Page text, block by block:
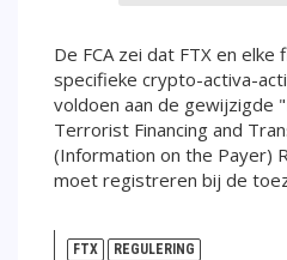
De FCA zei dat FTX en elke
specifieke crypto-activa-
voldoen aan de gewijzigde
Terrorist Financing and
(Information on the Payer)
moet registreren bij de
FTX REGULERING